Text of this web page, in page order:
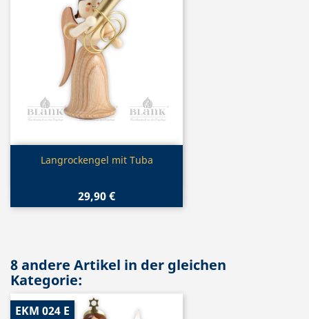
Vorschau
Langrockengel mit Tuba
29,90 €
8 andere Artikel in der gleichen
Kategorie:
EKM 024 E